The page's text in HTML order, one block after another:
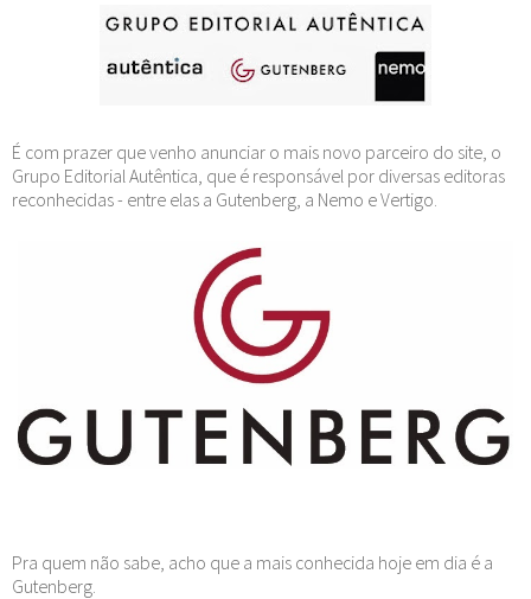
É com prazer que venho anunciar o mais novo parceiro do site, o
Grupo Editorial Autêntica, que é responsável por diversas editoras
reconhecidas - entre elas a Gutenberg, a Nemo e Vertigo.
Pra quem não sabe, acho que a mais conhecida hoje em dia é a
Gutenberg.